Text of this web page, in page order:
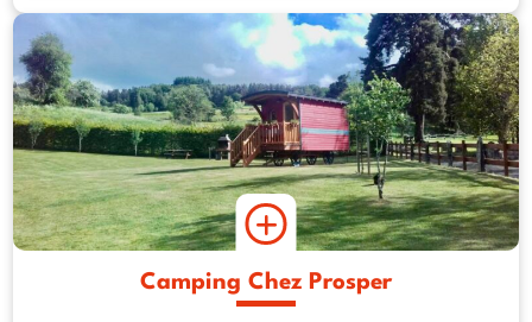
Camping Chez Prosper